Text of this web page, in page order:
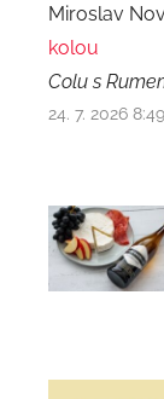
Miroslav
kolou
Colu s
24. 7. 2026 8:49